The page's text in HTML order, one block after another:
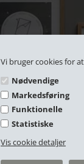
Vi bruger cookies for
Nødvendige
Markedsføring
Funktionelle
Statistiske
Vis cookie detaljer